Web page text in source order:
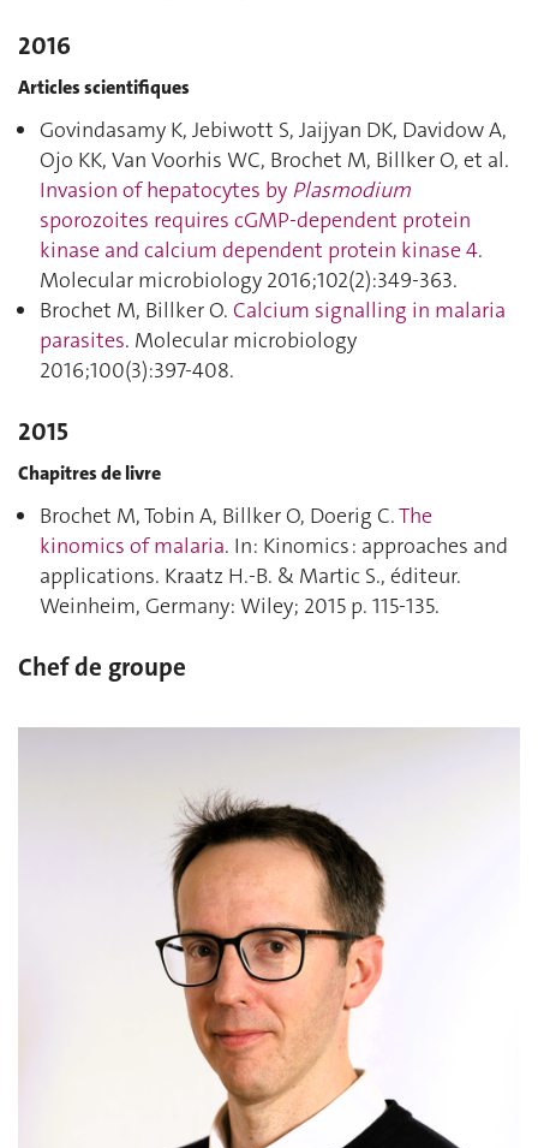
2016
Articles scientifiques
Govindasamy K, Jebiwott S, Jaijyan DK, Davidow A,
Ojo KK, Van Voorhis WC, Brochet M, Billker O, et al.
Invasion of hepatocytes by Plasmodium
sporozoites requires cGMP-dependent protein
kinase and calcium dependent protein kinase 4.
Molecular microbiology 2016;102(2):349‑363.
Brochet M, Billker O. Calcium signalling in malaria
parasites. Molecular microbiology
2016;100(3):397‑408.
2015
Chapitres de livre
Brochet M, Tobin A, Billker O, Doerig C.The
kinomics of malaria. In: Kinomics : approaches and
applications. Kraatz H.-B. & Martic S., éditeur.
Weinheim, Germany: Wiley; 2015 p. 115‑135.
Chef de groupe